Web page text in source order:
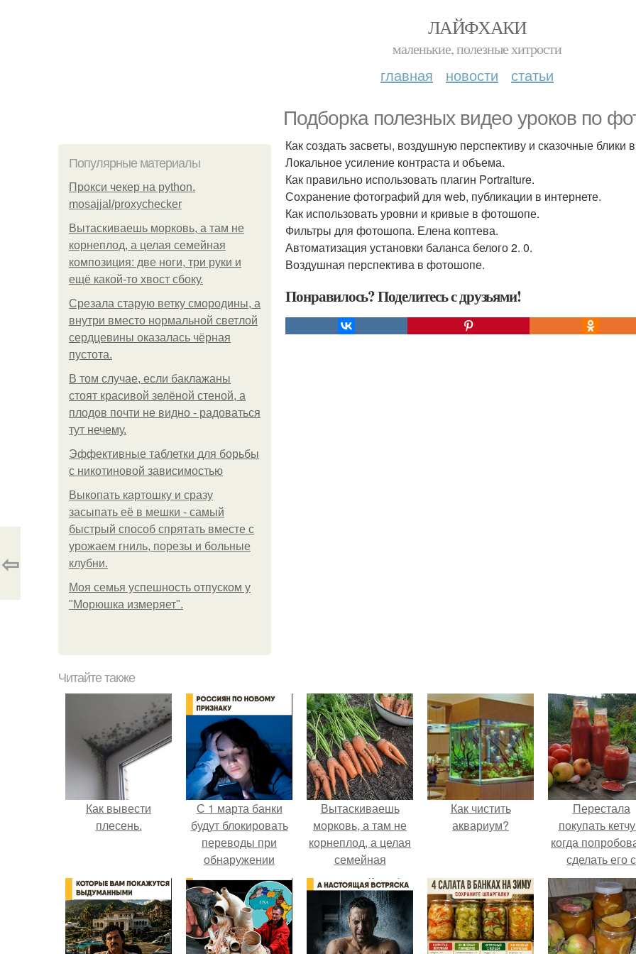
ЛАЙФХАКИ
маленькие, полезные хитрости
главная новости статьи
Подборка полезных видео уроков по
Популярные материалы
Прокси чекер на python.
mosajjal/proxychecker
Вытаскиваешь морковь, а там не
корнеплод, а целая семейная
композиция: две ноги, три руки и
ещё какой-то хвост сбоку.
Срезала старую ветку смородины, а
внутри вместо нормальной светлой
сердцевины оказалась чёрная
пустота.
В том случае, если баклажаны
стоят красивой зелёной стеной, а
плодов почти не видно - радоваться
тут нечему.
Эффективные таблетки для борьбы
с никотиновой зависимостью
Выкопать картошку и сразу
засыпать её в мешки - самый
быстрый способ спрятать вместе с
урожаем гниль, порезы и больные
клубни.
Моя семья успешность отпуском у
"Морюшка измеряет".
Как создать засветы, воздушную перспективу и сказочные блики
Локальное усиление контраста и объема.
Как правильно использовать плагин Portraiture.
Сохранение фотографий для web, публикации в интернете.
Как использовать уровни и кривые в фотошопе.
Фильтры для фотошопа. Елена коптева.
Автоматизация установки баланса белого 2. 0.
Воздушная перспектива в фотошопе.
Понравилось? Поделитесь с друзьями!
⇦
Читайте также
Как вывести
плесень.
С 1 марта банки
будут блокировать
переводы при
обнаружении
вируса.
Вытаскиваешь
морковь, а там не
корнеплод, а целая
семейная
композиция: две
ноги, три руки и
ещё какой-то хвост
сбоку.
Как чистить
аквариум?
Перестала
покупать
когда
сделать его с
яблоками.